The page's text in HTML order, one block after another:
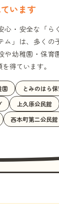
います
心・安全な「ら
ム」は、多くの
や幼稚園・保育
得ています。
園
とみのはら
上久原公民館
西本町第二公民館